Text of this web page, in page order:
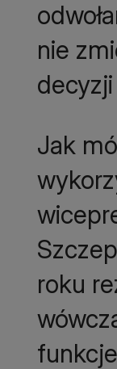
nie
decyzji
Jak
roku